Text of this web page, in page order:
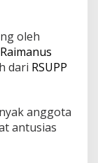
oleh
Raimanus
dari RSUPP
anggota
antusias